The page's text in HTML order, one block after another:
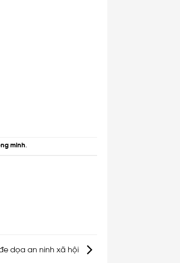
minh.
dọa an ninh xã hội